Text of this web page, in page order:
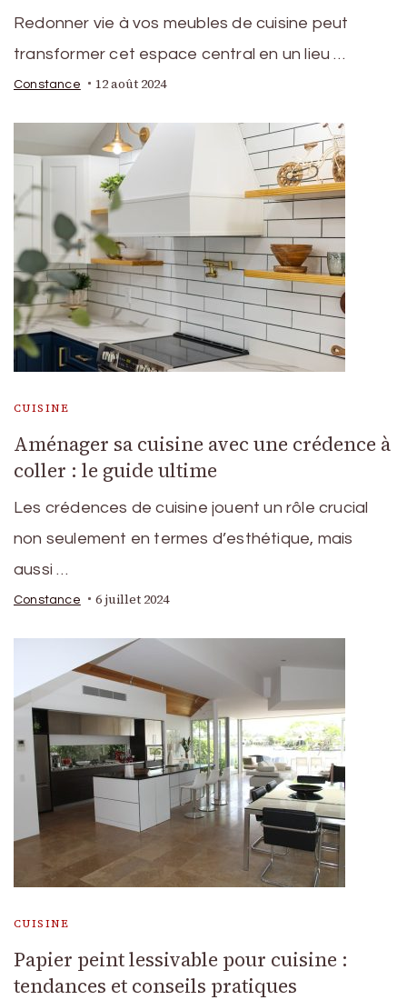
Redonner vie à vos meubles de cuisine peut
transformer cet espace central en un lieu …
Constance 12 août 2024
CUISINE
Aménager sa cuisine avec une crédence à
coller : le guide ultime
Les crédences de cuisine jouent un rôle crucial
non seulement en termes d’esthétique, mais
aussi …
Constance 6 juillet 2024
CUISINE
Papier peint lessivable pour cuisine :
tendances et conseils pratiques